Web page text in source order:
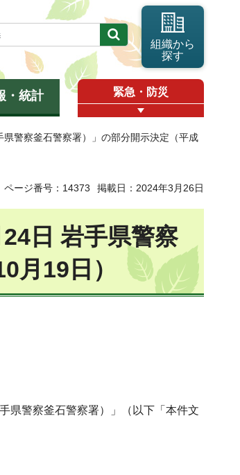
組織から
探す
・統計 緊急・防災
警察釜石警察署）」の部分開示決定（平成
ページ番号：14373 掲載日：2024年3月26日
日 岩手県警察
月19日）
県警察釜石警察署）」（以下「本件文